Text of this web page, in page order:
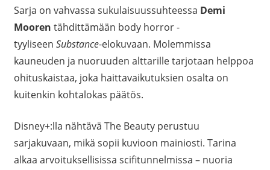
Sarja on vahvassa sukulaisuussuhteessa Demi
Mooren tähdittämään body horror -
tyyliseen Substance-elokuvaan. Molemmissa
kauneuden ja nuoruuden alttarille tarjotaan helppoa
ohituskaistaa, joka haittavaikutuksien osalta on
kuitenkin kohtalokas päätös.
Disney+:lla nähtävä The Beauty perustuu
sarjakuvaan, mikä sopii kuvioon mainiosti. Tarina
alkaa arvoituksellisissa scifitunnelmissa – nuoria